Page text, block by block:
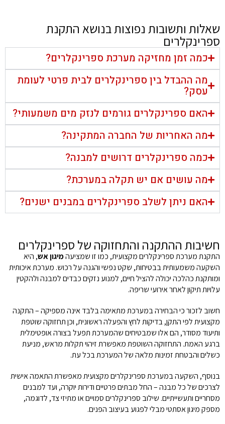
שאלות ותשובות נפוצות בנושא התקנת
ספרינקלרים
כמה זמן מחזיקה מערכת ספרינקלרים?
מה ההבדל בין ספרינקלרים לבית פרטי לעומת
עסק?
האם ספרינקלרים גורמים לנזק מים משמעותי?
מה האחריות של החברה המתקינה?
כמה ספרינקלרים דרושים למבנה?
מה עושים אם יש תקלה במערכת?
האם ניתן לשלב ספרינקלרים במבנים ישנים?
חשיבות ההתקנה והתחזוקה של ספרינקלרים
התקנת מערכת ספרינקלרים מקצועית, כמו זו שמציעהמיגון אש, היא
השקעה משמעותית בבטיחות, שקט נפשי והגנה על רכוש. מערכת איכותית
ומותקנת כהלכה יכולה להציל חיים, למנוע נזקים כבדים למבנה ולהקטין
עלויות תיקון לאחר אירועי שריפה.
חשוב לזכור כי הבחירה במערכת מתאימה בלבד אינה מספיקה – התקנה
מקצועית לפי התקן, בדיקות לחץ והפעלה ראשונית, וכן תחזוקה שוטפת
ותיעוד מסודר, הם אלו שמבטיחים שהמערכת תפעל בצורה אופטימלית
ברגע האמת. התחזוקה השוטפת מאפשרת זיהוי תקלות מראש, מניעת
כשלים והבטחת זמינות מלאה של המערכת בכל עת.
בנוסף, השקעה במערכת ספרינקלרים מקצועית מאפשרת התאמה אישית
לצרכים של כל מבנה – החל מבתים פרטיים ודירות יוקרה, ועד למבנים
מסחריים ותעשייתיים. שילוב ספרינקלרים סמויים או מתיזי צד, לדוגמה,
מספק מיגון אסתטי מבלי לפגוע בעיצוב הפנים.